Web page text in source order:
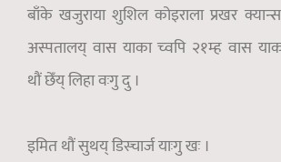
बाँके खजुराया शुशिल कोइराला प्रखर
अस्पतालय् वास याका च्वपि २१म्ह वास
थौं छेँय् लिहा वःगु दु ।
इमित थौं सुथय् डिस्चार्ज याःगु खः ।